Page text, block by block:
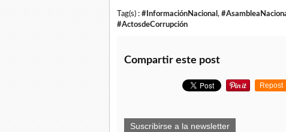
Tag(s) : #InformaciónNacional ,
#ActosdeCorrupción
Compartir este post
Repost
Suscribirse a la newsletter